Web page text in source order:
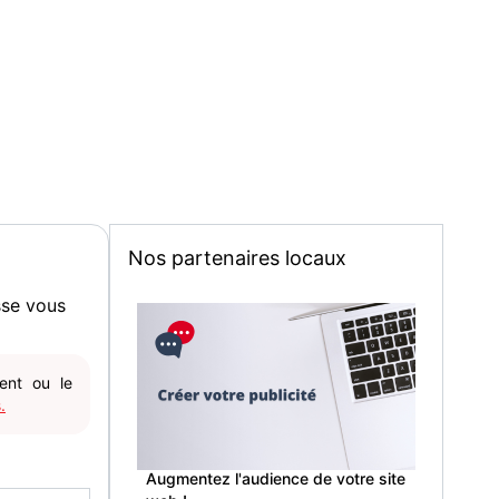
vous
ou le
Nos partenaires locaux
Augmentez l'audience de votre site